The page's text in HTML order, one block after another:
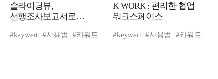
슬라이딩뷰,
선행조사보고서로
분류하고, 공유하기
#keywert #사용법 #키워트
K WORK : 편리한 협업
워크스페이스
#keywert #사용법 #키워트